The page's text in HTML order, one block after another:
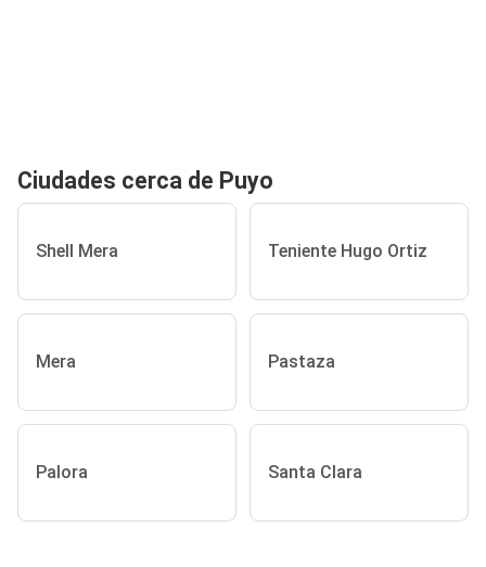
Ciudades cerca de Puyo
Shell Mera Teniente Hugo Ortiz
Mera Pastaza
Palora Santa Clara